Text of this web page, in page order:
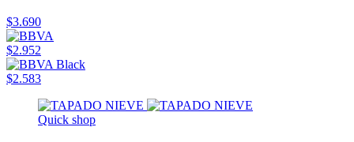
$3.690
$2.952
$2.583
Quick shop